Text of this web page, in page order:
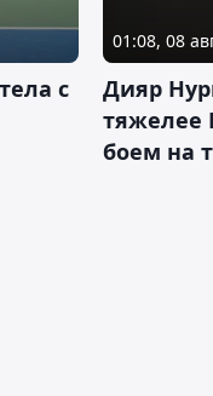
с
01:08, 08
Дияр
тяжелее
боем на